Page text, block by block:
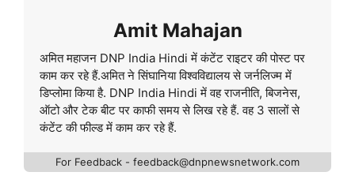
Amit Mahajan
अमित महाजन DNP India Hindi में कंटेंट राइटर की पोस्ट पर
काम कर रहे हैं.अमित ने सिंघानिया विश्वविद्यालय से जर्नलिज्म में
डिप्लोमा किया है. DNP India Hindi में वह राजनीति, बिजनेस,
ऑटो और टेक बीट पर काफी समय से लिख रहे हैं. वह 3 सालों से
कंटेंट की फील्ड में काम कर रहे हैं.
For Feedback - feedback@dnpnewsnetwork.com